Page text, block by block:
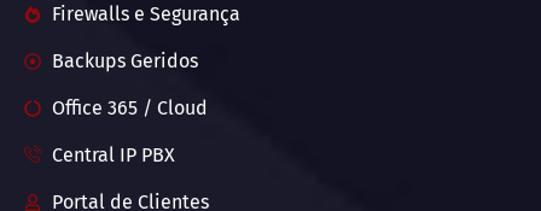
Firewalls e Segurança
Backups Geridos
Office 365 / Cloud
Central IP PBX
Portal de Clientes